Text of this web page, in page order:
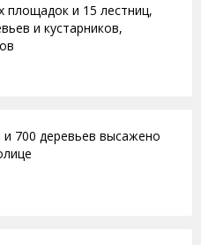
площадок и 15 лестниц,
и кустарников,
и 700 деревьев высажено